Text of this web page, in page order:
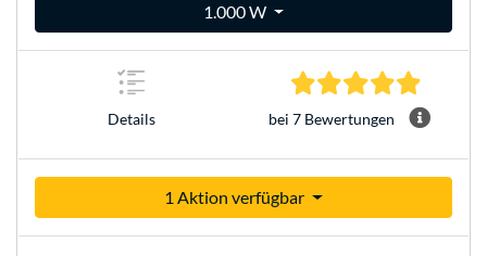
1.000 W
Details bei 7 Bewertungen
1 Aktion verfügbar